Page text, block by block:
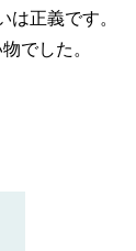
正義です。
でした。